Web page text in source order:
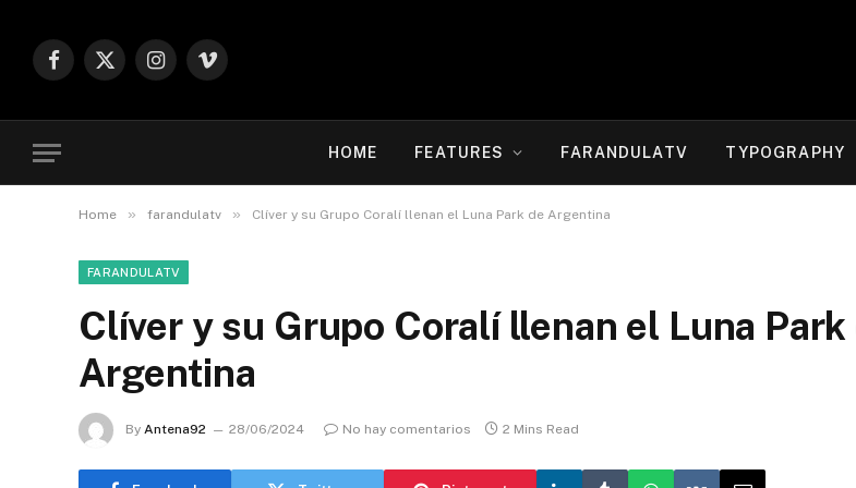
Facebook
X
Instagram
Vimeo
HOME FEATURES FARANDULATV TYPOGRAPHY
Home » farandulatv » Clíver y su Grupo Coralí llenan el Luna Park de Argentina
FARANDULATV
Clíver y su Grupo Coralí llenan el Luna Park
Argentina
By Antena92 28/06/2024 No hay comentarios 2 Mins Read